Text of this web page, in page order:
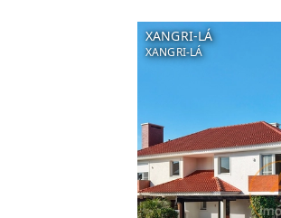
XANGRI-LÁ
XANGRI-LÁ